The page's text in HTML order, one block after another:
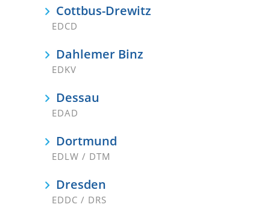
Cottbus-Drewitz
EDCD
Dahlemer Binz
EDKV
Dessau
EDAD
Dortmund
EDLW / DTM
Dresden
EDDC / DRS